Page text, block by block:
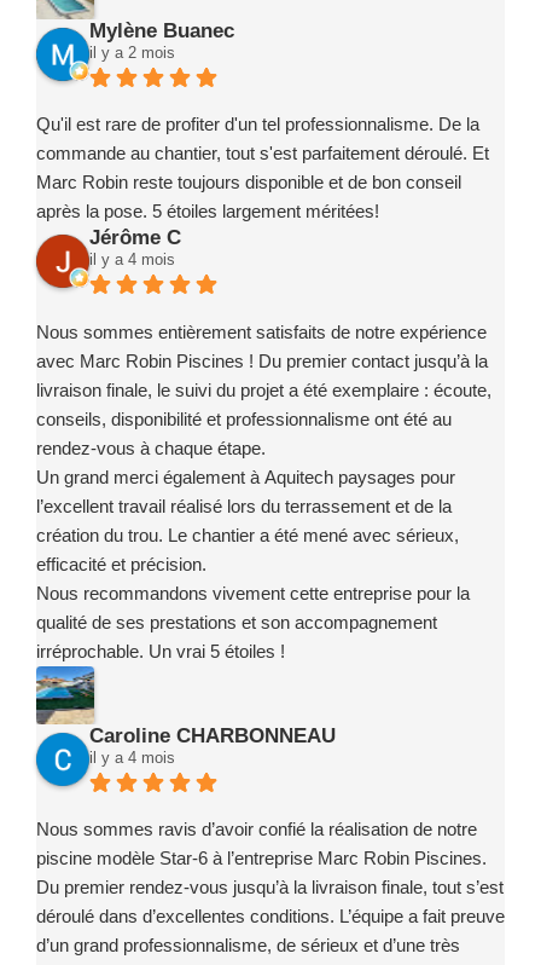
Mylène Buanec
il y a 2 mois
Qu'il est rare de profiter d'un tel professionnalisme. De la
commande au chantier, tout s'est parfaitement déroulé. Et
Marc Robin reste toujours disponible et de bon conseil
après la pose. 5 étoiles largement méritées!
Jérôme C
il y a 4 mois
Nous sommes entièrement satisfaits de notre expérience
avec Marc Robin Piscines ! Du premier contact jusqu’à la
livraison finale, le suivi du projet a été exemplaire : écoute,
conseils, disponibilité et professionnalisme ont été au
rendez-vous à chaque étape.
Un grand merci également à Aquitech paysages pour
l’excellent travail réalisé lors du terrassement et de la
création du trou. Le chantier a été mené avec sérieux,
efficacité et précision.
Nous recommandons vivement cette entreprise pour la
qualité de ses prestations et son accompagnement
irréprochable. Un vrai 5 étoiles !
Caroline CHARBONNEAU
il y a 4 mois
Nous sommes ravis d’avoir confié la réalisation de notre
piscine modèle Star-6 à l’entreprise Marc Robin Piscines.
Du premier rendez-vous jusqu’à la livraison finale, tout s’est
déroulé dans d’excellentes conditions. L’équipe a fait preuve
d’un grand professionnalisme, de sérieux et d’une très